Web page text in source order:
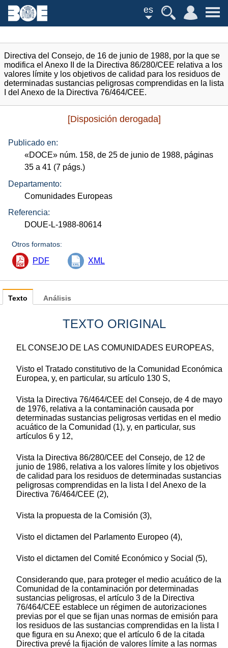
es
Directiva del Consejo, de 16 de junio de 1988, por la que se
modifica el Anexo II de la Directiva 86/280/CEE relativa a los
valores límite y los objetivos de calidad para los residuos de
determinadas sustancias peligrosas comprendidas en la lista
I del Anexo de la Directiva 76/464/CEE.
[Disposición derogada]
Publicado en:
«DOCE» núm. 158, de 25 de junio de 1988, páginas
35 a 41 (7 págs.)
Departamento:
Comunidades Europeas
Referencia:
DOUE-L-1988-80614
Otros formatos:
PDF XML
Texto
TEXTO ORIGINAL
EL CONSEJO DE LAS COMUNIDADES EUROPEAS,
Visto el Tratado constitutivo de la Comunidad Económica
Europea, y, en particular, su artículo 130 S,
Vista la Directiva 76/464/CEE del Consejo, de 4 de mayo
de 1976, relativa a la contaminación causada por
determinadas sustancias peligrosas vertidas en el medio
acuático de la Comunidad (1), y, en particular, sus
artículos 6 y 12,
Vista la Directiva 86/280/CEE del Consejo, de 12 de
junio de 1986, relativa a los valores límite y los objetivos
de calidad para los residuos de determinadas sustancias
peligrosas comprendidas en la lista I del Anexo de la
Directiva 76/464/CEE (2),
Vista la propuesta de la Comisión (3),
Visto el dictamen del Parlamento Europeo (4),
Visto el dictamen del Comité Económico y Social (5),
Considerando que, para proteger el medio acuático de la
Comunidad de la contaminación por determinadas
sustancias peligrosas, el artículo 3 de la Directiva
76/464/CEE establece un régimen de autorizaciones
previas por el que se fijan unas normas de emisión para
los residuos de las sustancias comprendidas en la lista I
que figura en su Anexo; que el artículo 6 de la citada
Directiva prevé la fijación de valores límite a las normas
Análisis